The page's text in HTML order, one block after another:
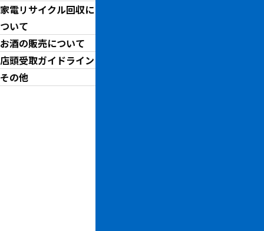
家電リサイクル回収に
ついて
お酒の販売について
店頭受取ガイドライン
その他
トレファクスポーツアウト